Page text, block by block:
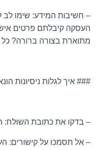
– חשיבות המידע: שימו
העסקה קיבלתם פרטים
מתוארת בצורה ברורה? כל
### איך לגלות ניסיונות
– בדקו את כתובת השולח:
– אל תסמכו על קישורים: